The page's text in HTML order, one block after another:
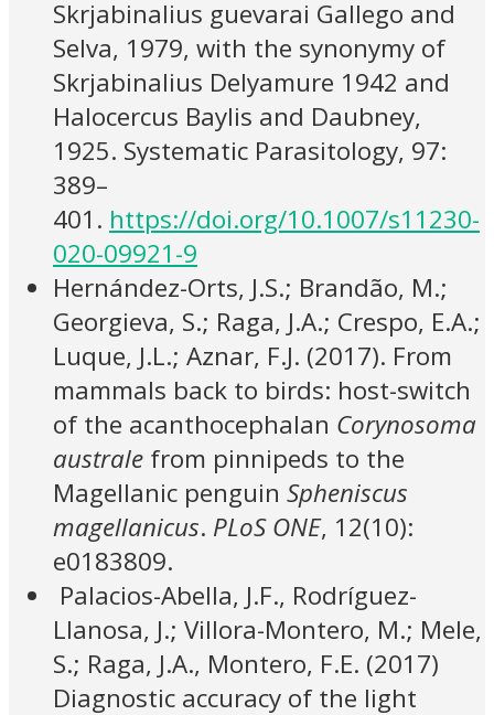
Skrjabinalius guevarai Gallego and
Selva, 1979, with the synonymy of
Skrjabinalius Delyamure 1942 and
Halocercus Baylis and Daubney,
1925. Systematic Parasitology, 97:
389–
401. https://doi.org/10.1007/s11230-
020-09921-9
Hernández-Orts, J.S.; Brandão, M.;
Georgieva, S.; Raga, J.A.; Crespo, E.A.;
Luque, J.L.; Aznar, F.J. (2017). From
mammals back to birds: host-switch
of the acanthocephalan Corynosoma
australe from pinnipeds to the
Magellanic penguin Spheniscus
magellanicus. PLoS ONE, 12(10):
e0183809.
Palacios-Abella, J.F., Rodríguez-
Llanosa, J.; Villora-Montero, M.; Mele,
S.; Raga, J.A., Montero, F.E. (2017)
Diagnostic accuracy of the light